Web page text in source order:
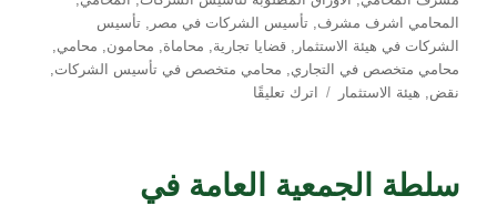
المحامي اشرف مشرف,تأسيس الشركات في مصر ,تأسيس
الشركات في هيئة الاستثمار ,قضايا تجارية, محاماة, محامون, محامي,
محامي متخصص في التجاري, محامي متخصص في تأسيس الشركات,
نقض, هيئة الاستثمار اترك تعليقًا
طبيعة
سلطة الجمعية العامة في